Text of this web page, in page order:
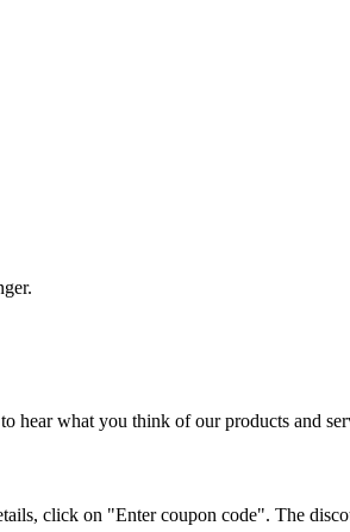
what you think of our products and
click on "Enter coupon code". The